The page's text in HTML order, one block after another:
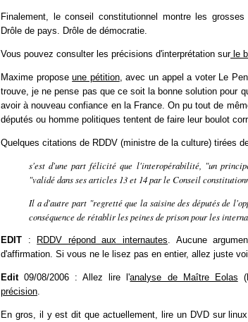
Finalement, le conseil constitutionnel montre les
Drôle de pays. Drôle de démocratie.
Vous pouvez consulter les précisions d'interprétation surle
Maxime proposeune pétition, avec un appel a voter Le
trouve, je ne pense pas que ce soit la bonne solution pour
avoir à nouveau confiance en la France. On pu tout de
députés ou homme politiques tentent de faire leur boulot
Quelques citations de RDDV (ministre de la culture) tirées
s'est d'une part félicité que l'interopérabilité, "un
"validé dans ses articles 13 et 14 par le Conseil
Il a d'autre part "regretté que la saisine des députés de
conséquence de rétablir les peines de prison pour les
EDIT : RDDV répond aux internautes . Aucune
d'affirmation. Si vous ne le lisez pas en entier, allez juste
Edit09/08/2006 : Allez lire l'analyse de Maître Eolas
précision
En gros, il y est dit que actuellement, lire un DVD sur